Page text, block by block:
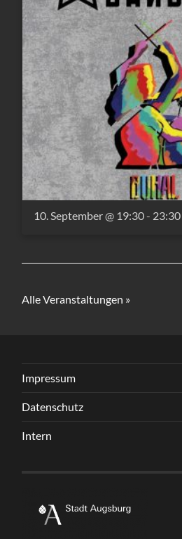
10. September @ 19:30- 23:30
Alle Veranstaltungen »
Impressum
Datenschutz
Intern